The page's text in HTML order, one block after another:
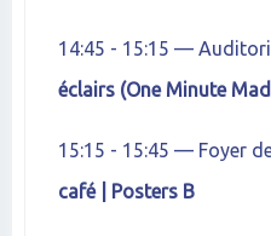
14:45 - 15:15 —
éclairs (One Minute
15:15 - 15:45 — Foyer
café | Posters B